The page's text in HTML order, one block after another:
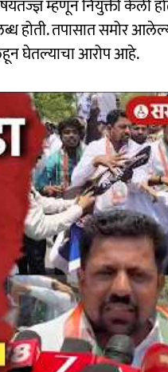
म्हणून नियुक्ती केली
होती. तपासात समोर
लिहून घेतल्याचा आरोप आहे.